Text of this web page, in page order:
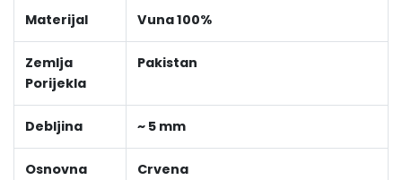
Materijal Vuna 100%
Zemlja
Porijekla
Pakistan
Debljina ~ 5 mm
Osnovna
Crvena